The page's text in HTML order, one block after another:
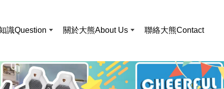
識Question 關於大熊About Us 聯絡大熊Contact